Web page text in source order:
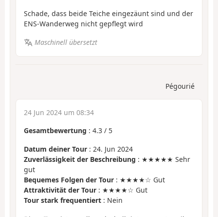
Schade, dass beide Teiche eingezäunt sind und der
ENS-Wanderweg nicht gepflegt wird
Maschinell übersetzt
Pégourié
24 Jun 2024 um 08:34
Gesamtbewertung : 4.3 / 5
Datum deiner Tour : 24. Jun 2024
Zuverlässigkeit der Beschreibung : ★★★★★ Sehr
gut
Bequemes Folgen der Tour : ★★★★☆ Gut
Attraktivität der Tour : ★★★★☆ Gut
Tour stark frequentiert : Nein